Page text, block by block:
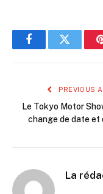
FacebookTwitter
PREVIOUS
Le Tokyo Motor
change de date et
La